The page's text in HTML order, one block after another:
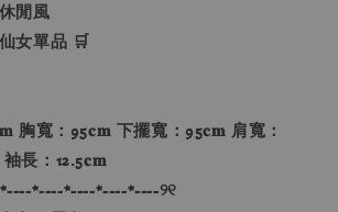
閒風
女單品 🛒
胸寬：95𝐜𝐦 下擺寬：95𝐜𝐦 肩寬：
長：12.5𝐜𝐦
*----*----*----*----୨୧